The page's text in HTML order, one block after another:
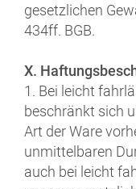
gesetzlichen
434ff. BGB.
X.
1. Bei leicht
beschränkt sich
Art der Ware
unmittelbaren
auch bei leicht